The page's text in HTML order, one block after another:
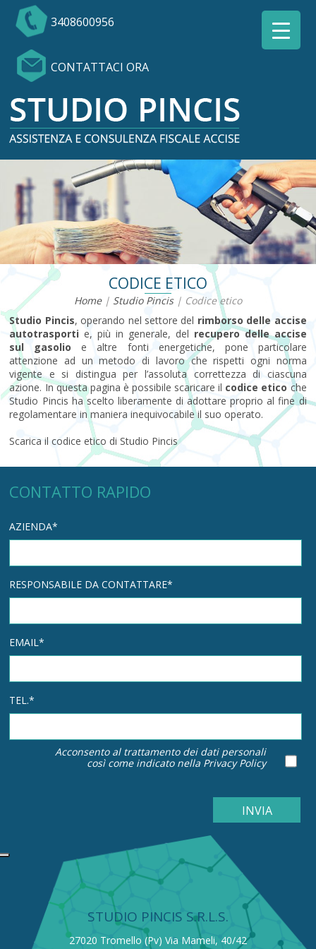
3408600956
CONTATTACI ORA
CODICE ETICO
Home| Studio Pincis| Codice etico
Studio Pincis, operando nel settore del rimborso delle accise
autotrasporti e, più in generale, del recupero delle accise
sul gasolio e altre fonti energetiche, pone particolare
attenzione ad un metodo di lavoro che rispetti ogni norma
vigente e si distingua per l’assoluta correttezza di ciascuna
azione. In questa pagina è possibile scaricare il codice etico che
Studio Pincis ha scelto liberamente di adottare proprio al fine di
regolamentare in maniera inequivocabile il suo operato.
Scarica il codice etico di Studio Pincis
CONTATTO RAPIDO
AZIENDA*
RESPONSABILE DA CONTATTARE*
EMAIL*
TEL.*
Acconsento al trattamento dei dati personali
così come indicato nella Privacy Policy
STUDIO PINCIS S.R.L.S.
27020 Tromello (Pv) Via Mameli, 40/42